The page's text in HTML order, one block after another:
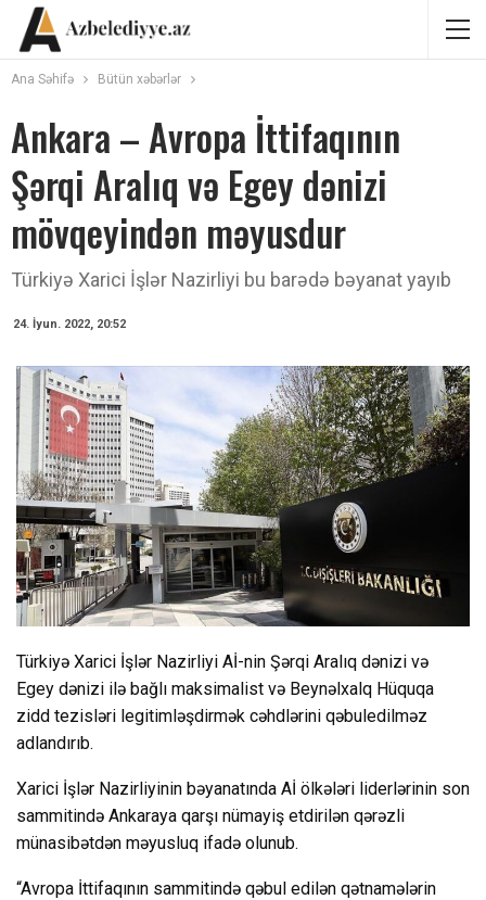
Ana Səhifə Bütün xəbərlər
Ankara – Avropa İttifaqının
Şərqi Aralıq və Egey dənizi
mövqeyindən məyusdur
Türkiyə Xarici İşlər Nazirliyi bu barədə bəyanat yayıb
24. İyun. 2022, 20:52
Türkiyə Xarici İşlər Nazirliyi Aİ-nin Şərqi Aralıq dənizi və
Egey dənizi ilə bağlı maksimalist və Beynəlxalq Hüquqa
zidd tezisləri legitimləşdirmək cəhdlərini qəbuledilməz
adlandırıb.
Xarici İşlər Nazirliyinin bəyanatında Aİ ölkələri liderlərinin son
sammitində Ankaraya qarşı nümayiş etdirilən qərəzli
münasibətdən məyusluq ifadə olunub.
“Avropa İttifaqının sammitində qəbul edilən qətnamələrin